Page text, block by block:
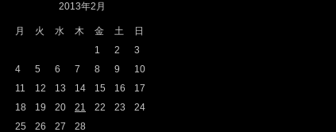
2013年2月
月 火 水 木 金 土
日
1
2
3
4
5 6 7 8 9
10
11
12 13 14 15 16
17
18
19 20 21 22 23
24
25
26 27
28